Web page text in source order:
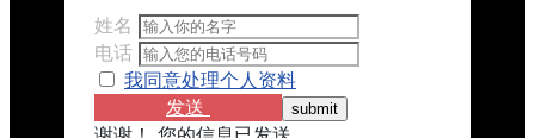
姓名
电话
我同意处理个人资料
发送